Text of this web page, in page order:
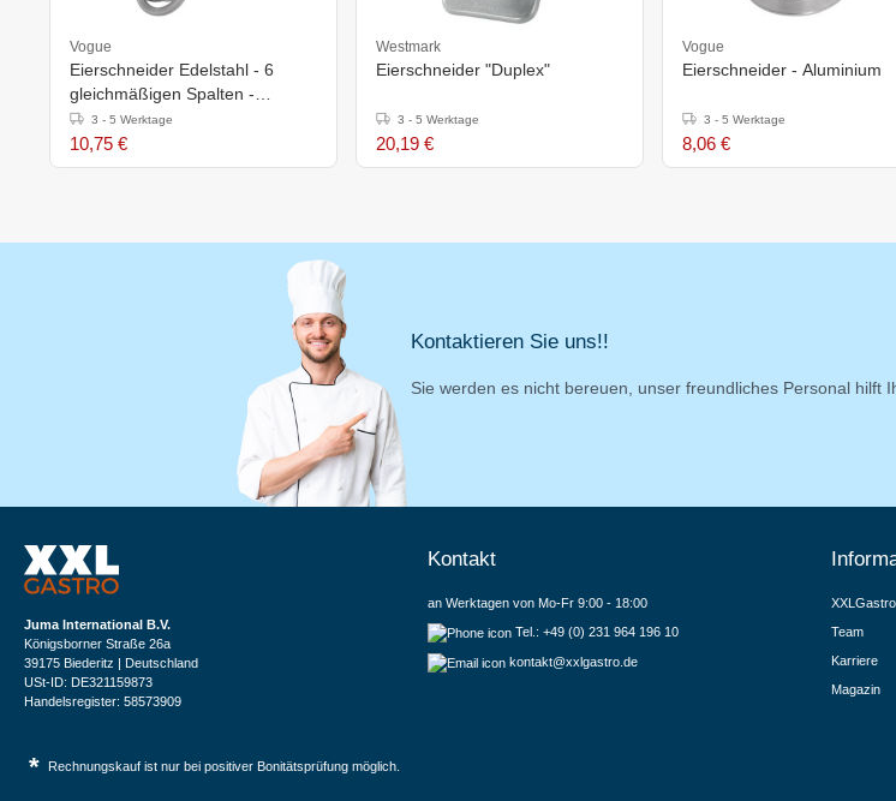
Vogue
Eierschneider Edelstahl - 6
gleichmäßigen Spalten -
165x70mm
3 - 5 Werktage
10,75 €
Westmark
Eierschneider "Duplex"
3 - 5 Werktage
20,19 €
Vogue
Eierschneider - Aluminium
3 - 5 Werktage
8,06 €
Kontaktieren Sie uns!!
Sie werden es nicht bereuen, unser freundliches Personal hilft
Juma International B.V.
Königsborner Straße 26a
39175 Biederitz | Deutschland
USt-ID: DE321159873
Handelsregister: 58573909
Kontakt
an Werktagen von Mo-Fr 9:00 - 18:00
Tel.: +49 (0) 231 964 196 10
kontakt@xxlgastro.de
XXLGastro
Team
Karriere
Magazin
* Rechnungskauf ist nur bei positiver Bonitätsprüfung möglich.